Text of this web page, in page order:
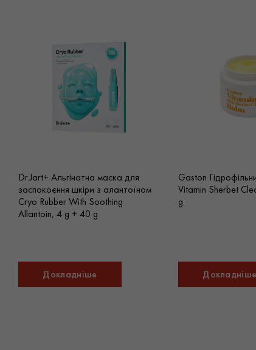
Dr.Jart+ Альгінатна маска для
заспокоєння шкіри з алантоїном
Cryo Rubber With Soothing
Allantoin, 4 g + 40 g
Докладніше
Gaston
Vitamin Sherbet
g
Докладніше